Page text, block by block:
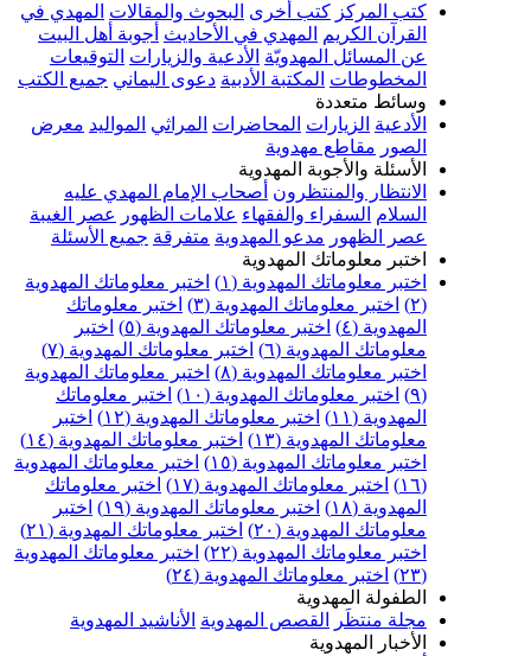
كتب المركز كتب أخرى البحوث والمقالات المهدي في
القرآن الكريم
المهدي في الأحاديث أجوبة أهل البيت
عن المسائل المهدويّة الأدعية والزيارات التوقيعات
المخطوطات المكتبة الأدبية دعوى اليماني جميع الكتب
وسائط متعددة
الأدعية الزيارات المحاضرات المراثي المواليد معرض
الصور مقاطع مهدوية
الأسئلة والأجوبة المهدوية
الانتظار والمنتظرون أصحاب الإمام المهدي عليه
السلام السفراء والفقهاء علامات الظهور
عصر الغيبة
عصر الظهور مدعو المهدوية متفرقة جميع الأسئلة
اختبر معلوماتك المهدوية
اختبر معلوماتك المهدوية (١)
اختبر معلوماتك المهدوية
(٢)
اختبر معلوماتك المهدوية (٣)
اختبر معلوماتك
المهدوية (٤)
اختبر معلوماتك المهدوية (٥)
اختبر
معلوماتك المهدوية (٦)
اختبر معلوماتك المهدوية (٧)
اختبر معلوماتك المهدوية (٨)
اختبر معلوماتك المهدوية
(٩)
اختبر معلوماتك المهدوية (١٠)
اختبر معلوماتك
المهدوية (١١)
اختبر معلوماتك المهدوية (١٢)
اختبر
معلوماتك المهدوية (١٣)
اختبر معلوماتك المهدوية (١٤)
اختبر معلوماتك المهدوية (١٥)
اختبر معلوماتك المهدوية
(١٦)
اختبر معلوماتك المهدوية (١٧)
اختبر معلوماتك
المهدوية (١٨)
اختبر معلوماتك المهدوية (١٩)
اختبر
معلوماتك المهدوية (٢٠)
اختبر معلوماتك المهدوية (٢١)
اختبر معلوماتك المهدوية (٢٢)
اختبر معلوماتك المهدوية
(٢٣)
اختبر معلوماتك المهدوية (٢٤)
الطفولة المهدوية
مجلة منتظَر
القصص المهدوية الأناشيد المهدوية
الأخبار المهدوية